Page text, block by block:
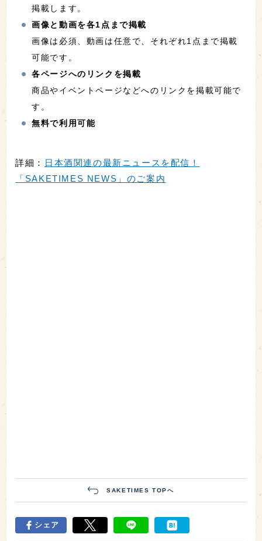
掲載します。
画像と動画を各1点まで掲載
画像は必須、動画は任意で、それぞれ1点まで掲載
可能です。
各ページへのリンクを掲載
商品やイベントページなどへのリンクを掲載可能で
す。
無料で利用可能
詳細： 日本酒関連の最新ニュースを配信！
「SAKETIMES NEWS」のご案内
SAKETIMES TOPへ
シェア